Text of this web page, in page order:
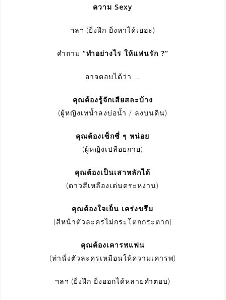
ความ Sexy
ฯลฯ (ยิ่งฝึก ยิ่งหาได้เยอะ)
คำถาม “ทำอย่างไร ให้แฟนรัก ?”
อาจตอบได้ว่า …
คุณต้องรู้จักเสียสละบ้าง
(ผู้หญิงเทน้ำลงบ่อน้ำ / ลงบนดิน)
คุณต้องเซ็กซี่ ๆ หน่อย
(ผู้หญิงเปลือยกาย)
คุณต้องเป็นเสาหลักได้
(ดาวสีเหลืองเด่นตระหง่าน)
คุณต้องใจเย็น เคร่งขรึม
(สีหน้าตัวละครไม่กระโตกกระตาก)
คุณต้องเคารพแฟน
(ท่านั่งตัวละครเหมือนให้ความเคารพ)
ฯลฯ (ยิ่งฝึก ยิ่งออกได้หลายคำตอบ)